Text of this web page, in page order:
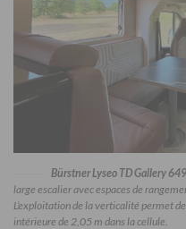
Bürstner Lyseo TD Gallery
large escalier avec espaces de
L’exploitation de la verticalité permet
intérieure de 2,05 m dans la cellule.